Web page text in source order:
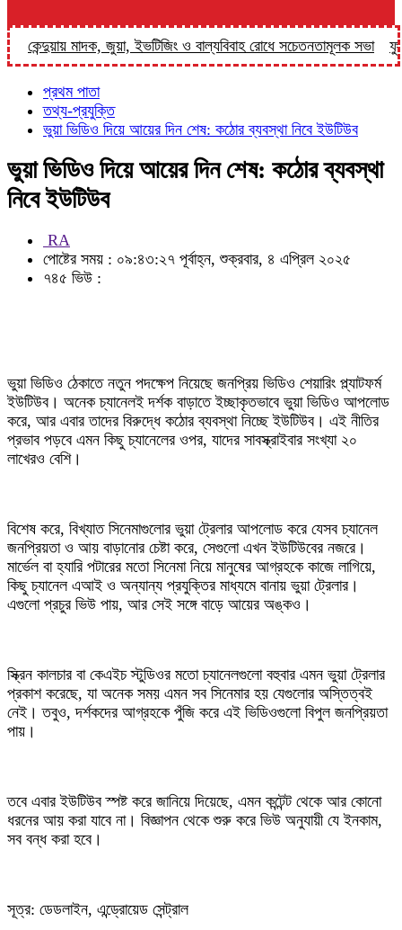
কেন্দুয়ায় মাদক, জুয়া, ইভটিজিং ও বাল্যবিবাহ রোধে সচেতনতামূলক সভা ফুলপুরে
প্রথম পাতা
তথ্য-প্রযুক্তি
ভুয়া ভিডিও দিয়ে আয়ের দিন শেষ: কঠোর ব্যবস্থা নিবে ইউটিউব
ভুয়া ভিডিও দিয়ে আয়ের দিন শেষ: কঠোর ব্যবস্থা
নিবে ইউটিউব
RA
পোষ্টের সময় : ০৯:৪৩:২৭ পূর্বাহ্ন, শুক্রবার, ৪ এপ্রিল ২০২৫
৭৪৫ ভিউ :
ভুয়া ভিডিও ঠেকাতে নতুন পদক্ষেপ নিয়েছে জনপ্রিয় ভিডিও শেয়ারিং প্ল্যাটফর্ম
ইউটিউব। অনেক চ্যানেলই দর্শক বাড়াতে ইচ্ছাকৃতভাবে ভুয়া ভিডিও আপলোড
করে, আর এবার তাদের বিরুদ্ধে কঠোর ব্যবস্থা নিচ্ছে ইউটিউব। এই নীতির
প্রভাব পড়বে এমন কিছু চ্যানেলের ওপর, যাদের সাবস্ক্রাইবার সংখ্যা ২০
লাখেরও বেশি।
বিশেষ করে, বিখ্যাত সিনেমাগুলোর ভুয়া ট্রেলার আপলোড করে যেসব চ্যানেল
জনপ্রিয়তা ও আয় বাড়ানোর চেষ্টা করে, সেগুলো এখন ইউটিউবের নজরে।
মার্ভেল বা হ্যারি পটারের মতো সিনেমা নিয়ে মানুষের আগ্রহকে কাজে লাগিয়ে,
কিছু চ্যানেল এআই ও অন্যান্য প্রযুক্তির মাধ্যমে বানায় ভুয়া ট্রেলার।
এগুলো প্রচুর ভিউ পায়, আর সেই সঙ্গে বাড়ে আয়ের অঙ্কও।
স্ক্রিন কালচার বা কেএইচ স্টুডিওর মতো চ্যানেলগুলো বহুবার এমন ভুয়া ট্রেলার
প্রকাশ করেছে, যা অনেক সময় এমন সব সিনেমার হয় যেগুলোর অস্তিত্বই
নেই। তবুও, দর্শকদের আগ্রহকে পুঁজি করে এই ভিডিওগুলো বিপুল জনপ্রিয়তা
পায়।
তবে এবার ইউটিউব স্পষ্ট করে জানিয়ে দিয়েছে, এমন কন্টেন্ট থেকে আর কোনো
ধরনের আয় করা যাবে না। বিজ্ঞাপন থেকে শুরু করে ভিউ অনুযায়ী যে ইনকাম,
সব বন্ধ করা হবে।
সূত্র: ডেডলাইন, এন্ড্রোয়েড সেন্ট্রাল